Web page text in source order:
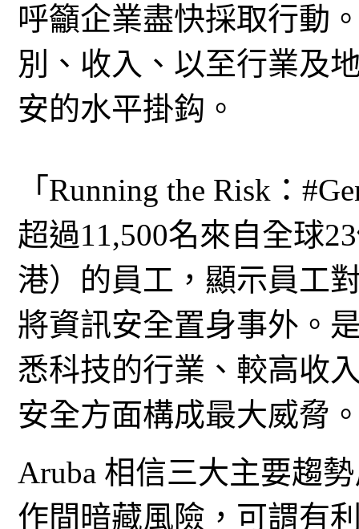
呼籲企業盡快採取行動
別、收入、以至行業及
安的水平掛鈎。
「Running the Risk：
超過11,500名來自全球
港）的員工，顯示員工
將資訊安全置身事外。
悉科技的行業、較高收
安全方面構成最大威脅
Aruba 相信三大主要趨
作間暗藏風險，可謂有